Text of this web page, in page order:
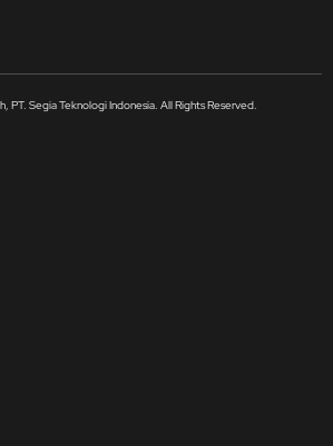
PT. Segia Teknologi Indonesia. All Rights Reserved.